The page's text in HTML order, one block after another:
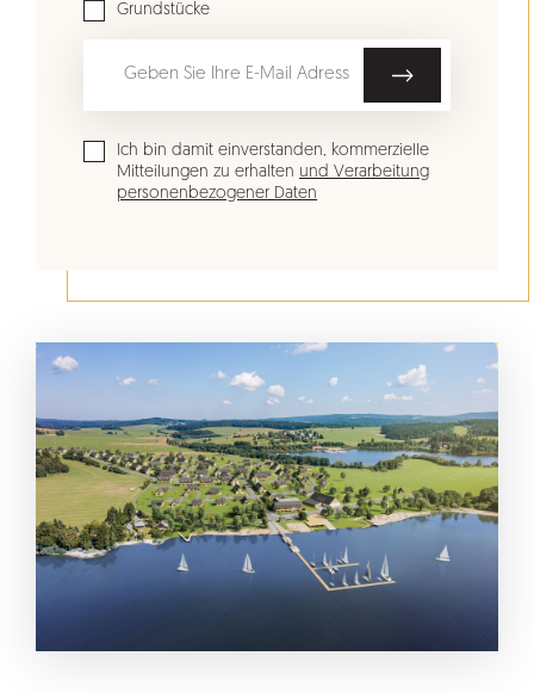
Grundstücke
Ich bin damit einverstanden, kommerzielle
Mitteilungen zu erhalten und Verarbeitung
personenbezogener Daten